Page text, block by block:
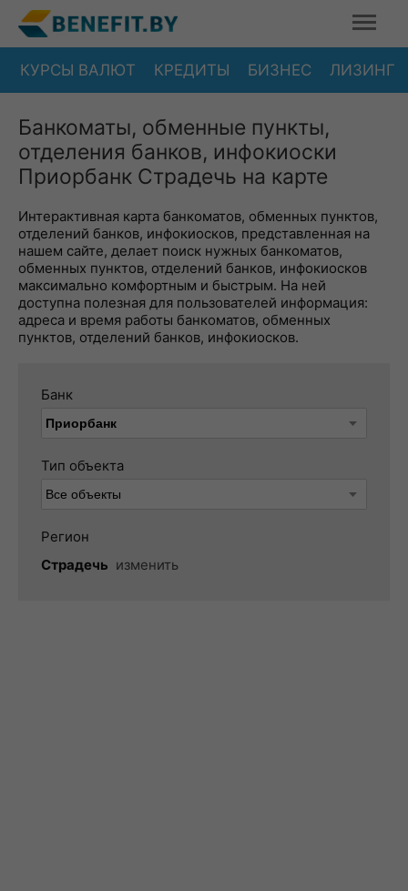
КУРСЫ ВАЛЮТ КРЕДИТЫ БИЗНЕС ЛИЗИНГ
Банкоматы, обменные пункты,
отделения банков, инфокиоски
Приорбанк Страдечь на карте
Интерактивная карта банкоматов, обменных пунктов,
отделений банков, инфокиосков, представленная на
нашем сайте, делает поиск нужных банкоматов,
обменных пунктов, отделений банков, инфокиосков
максимально комфортным и быстрым. На ней
доступна полезная для пользователей информация:
адреса и время работы банкоматов, обменных
пунктов, отделений банков, инфокиосков.
Банк
Тип объекта
Регион
Страдечь изменить